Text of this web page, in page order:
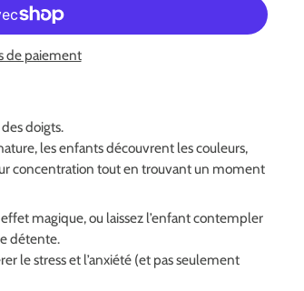
de paiement
doigts.
les enfants découvrent les couleurs,
concentration tout en trouvant un moment
magique, ou laissez l’enfant contempler
détente.
le stress et l’anxiété (et pas seulement